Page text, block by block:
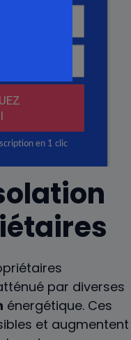
par diverses
énergétique. Ces
et augmentent